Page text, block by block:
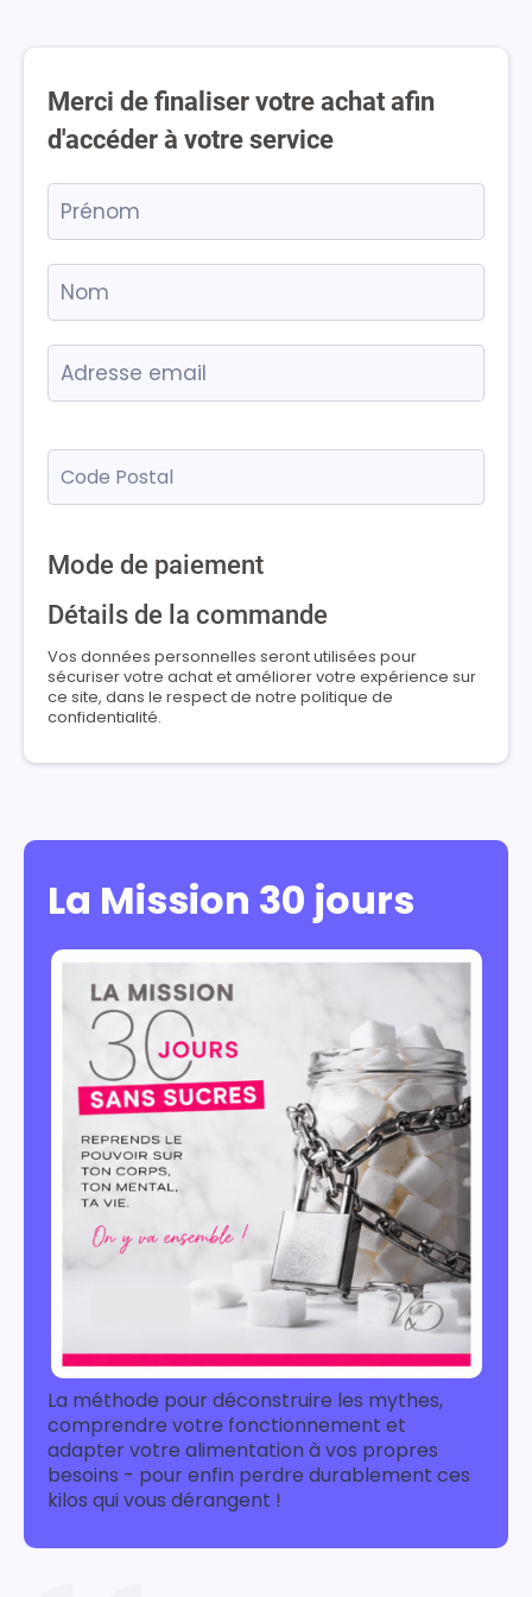
Merci de finaliser votre achat afin
d'accéder à votre service
Mode de paiement
Détails de la commande
Vos données personnelles seront utilisées pour
sécuriser votre achat et améliorer votre expérience sur
ce site, dans le respect de notre politique de
confidentialité.
La Mission 30 jours
La méthode pour déconstruire les mythes,
comprendre votre fonctionnement et
adapter votre alimentation à vos propres
besoins - pour enfin perdre durablement ces
kilos qui vous dérangent !